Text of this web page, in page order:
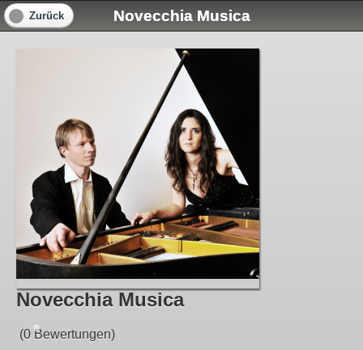
Novecchia Musica
Zurück
Novecchia Musica
(0 Bewertungen)